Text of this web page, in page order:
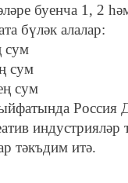
буенча 1, 2
бүләк алалар:
сум
сум
сум
Россия
индустрияләр
тәкъдим итә.